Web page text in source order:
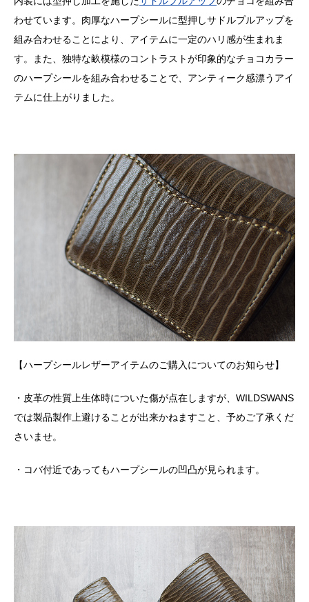
わせています。肉厚なハープシールに型押しサドルプルアップを
組み合わせることにより、アイテムに一定のハリ感が生まれま
す。また、独特な畝模様のコントラストが印象的なチョコカラー
のハープシールを組み合わせることで、アンティーク感漂うアイ
テムに仕上がりました。
【ハープシールレザーアイテムのご購入についてのお知らせ】
・皮革の性質上生体時についた傷が点在しますが、WILDSWANS
では製品製作上避けることが出来かねますこと、予めご了承くだ
さいませ。
・コバ付近であってもハープシールの凹凸が見られます。